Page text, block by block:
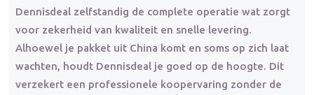
Dennisdeal zelfstandig de complete operatie wat zorgt
voor zekerheid van kwaliteit en snelle levering.
Alhoewel je pakket uit China komt en soms op zich laat
wachten, houdt Dennisdeal je goed op de hoogte. Dit
verzekert een professionele koopervaring zonder de